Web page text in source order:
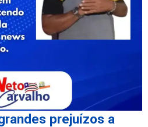
prejuízos a